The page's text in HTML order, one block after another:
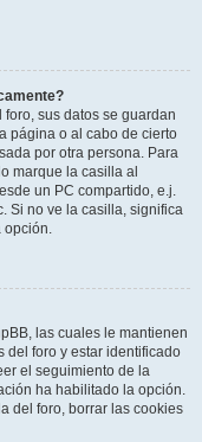
sus datos se guardan
página o al cabo de cierto
por otra persona. Para
marque la casilla al
un PC compartido, e.j.
Si no ve la casilla, significa
opción.
las cuales le mantienen
del foro y estar identificado
el seguimiento de la
ha habilitado la opción.
del foro, borrar las cookies